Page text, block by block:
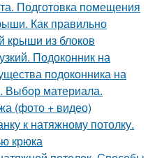
Подготовка помещения
Как правильно
крыши из блоков
Подоконник на
подоконника на
Выбор материала.
(фото + видео)
к натяжному потолку.
крюка